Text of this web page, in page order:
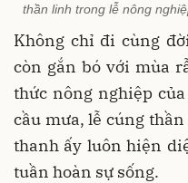
thần linh trong lễ nông
Không chỉ đi cùng
còn gắn bó với mùa
thức nông nghiệp
cầu mưa, lễ cúng
thanh ấy luôn hiện
tuần hoàn sự sống.